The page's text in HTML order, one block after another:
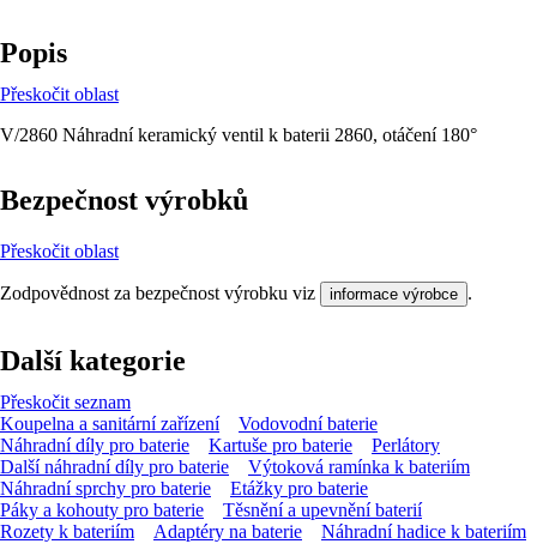
Popis
Přeskočit oblast
V/2860 Náhradní keramický ventil k baterii 2860, otáčení 180°
Bezpečnost výrobků
Přeskočit oblast
Zodpovědnost za bezpečnost výrobku viz informace výrobce .
Další kategorie
Přeskočit seznam
Koupelna a sanitární zařízení
Vodovodní baterie
Náhradní díly pro baterie
Kartuše pro baterie
Perlátory
Další náhradní díly pro baterie
Výtoková ramínka k bateriím
Náhradní sprchy pro baterie
Etážky pro baterie
Páky a kohouty pro baterie
Těsnění a upevnění baterií
Rozety k bateriím
Adaptéry na baterie Náhradní hadice k bateriím